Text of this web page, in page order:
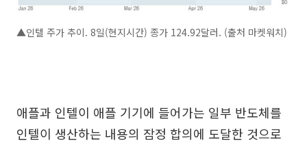
▲인텔 주가 추이. 8일(현지시간) 종가 124.92달러. (출처 마켓워치)
애플과 인텔이 애플 기기에 들어가는 일부 반도체를
인텔이 생산하는 내용의 잠정 합의에 도달한 것으로